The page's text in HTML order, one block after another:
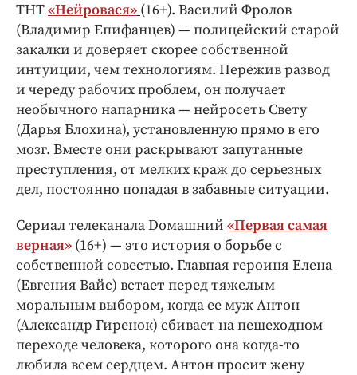
ТНТ«Нейровася» (16+). Василий Фролов
(Владимир Епифанцев) — полицейский старой
закалки и доверяет скорее собственной
интуиции, чем технологиям. Пережив развод
и череду рабочих проблем, он получает
необычного напарника — нейросеть Свету
(Дарья Блохина), установленную прямо в его
мозг. Вместе они раскрывают запутанные
преступления, от мелких краж до серьезных
дел, постоянно попадая в забавные ситуации.
Сериал телеканала Dомашний «Первая самая
верная» (16+) — это история о борьбе с
собственной совестью. Главная героиня Елена
(Евгения Вайс) встает перед тяжелым
моральным выбором, когда ее муж Антон
(Александр Гиренок) сбивает на пешеходном
переходе человека, которого она когда-то
любила всем сердцем. Антон просит жену